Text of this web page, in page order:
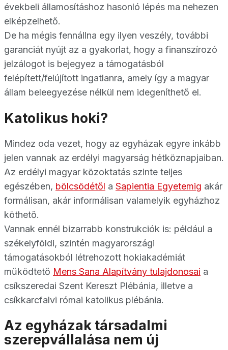
évekbeli államosításhoz hasonló lépés ma nehezen
elképzelhető.
De ha mégis fennállna egy ilyen veszély, további
garanciát nyújt az a gyakorlat, hogy a finanszírozó
jelzálogot is bejegyez a támogatásból
felépített/felújított ingatlanra, amely így a magyar
állam beleegyezése nélkül nem idegeníthető el.
Katolikus hoki?
Mindez oda vezet, hogy az egyházak egyre inkább
jelen vannak az erdélyi magyarság hétköznapjaiban.
Az erdélyi magyar közoktatás szinte teljes
egészében, bölcsödétől a Sapientia Egyetemig akár
formálisan, akár informálisan valamelyik egyházhoz
köthető.
Vannak ennél bizarrabb konstrukciók is: például a
székelyföldi, szintén magyarországi
támogatásokból létrehozott hokiakadémiát
működtető Mens Sana Alapítvány tulajdonosai a
csíkszeredai Szent Kereszt Plébánia, illetve a
csíkkarcfalvi római katolikus plébánia.
Az egyházak társadalmi
szerepvállalása nem új